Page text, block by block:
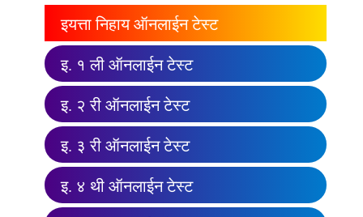
इयत्ता निहाय ऑनलाईन टेस्ट
इ. १ ली ऑनलाईन टेस्ट
इ. २ री ऑनलाईन टेस्ट
इ. ३ री ऑनलाईन टेस्ट
इ. ४ थी ऑनलाईन टेस्ट